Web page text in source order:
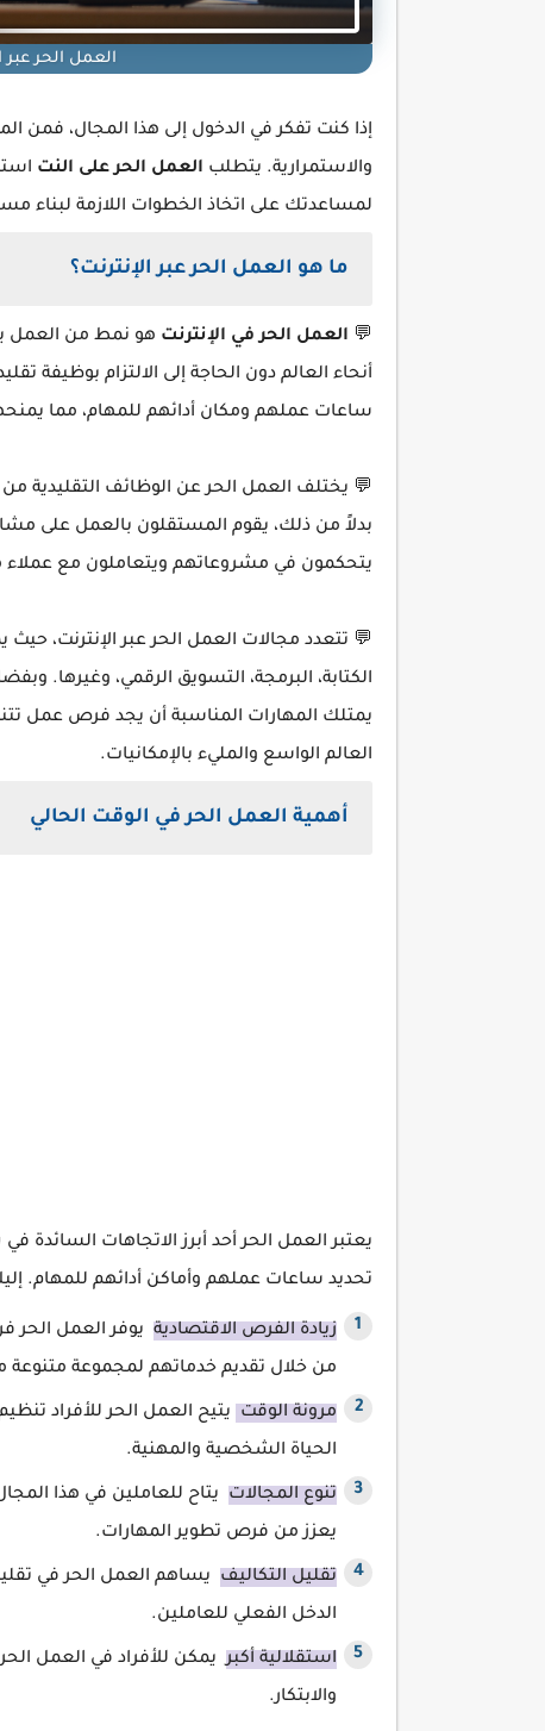
العمل الحر عبر
إذا كنت تفكر في الدخول إلى هذا المجال،
والاستمرارية. يتطلب العمل الحر على النت
لمساعدتك على اتخاذ الخطوات اللازمة
ما هو العمل الحر عبر الإنترنت؟
💬 العمل الحر في الإنترنت هو نمط من العمل
أنحاء العالم دون الحاجة إلى الالتزام بوظيفة
ساعات عملهم ومكان أدائهم للمهام، مما
💬 يختلف العمل الحر عن الوظائف التقليدية من
بدلاً من ذلك، يقوم المستقلون بالعمل على
يتحكمون في مشروعاتهم ويتعاملون مع عملاء
💬 تتعدد مجالات العمل الحر عبر الإنترنت،
الكتابة، البرمجة، التسويق الرقمي،
يمتلك المهارات المناسبة أن يجد فرص عمل
العالم الواسع والمليء بالإمكانيات.
أهمية العمل الحر في الوقت الحالي
يعتبر العمل الحر أحد أبرز الاتجاهات السائدة في
تحديد ساعات عملهم وأماكن أدائهم للمهام.
زيادة الفرص الاقتصادية يوفر العمل الحر
من خلال تقديم خدماتهم لمجموعة متنوعة
مرونة الوقت
يتيح العمل الحر للأفراد
الحياة الشخصية والمهنية.
تنوع المجالات يتاح للعاملين في هذا
يعزز من فرص تطوير المهارات.
تقليل التكاليف يساهم العمل الحر في
الدخل الفعلي للعاملين.
استقلالية أكبريمكن للأفراد في العمل
والابتكار.